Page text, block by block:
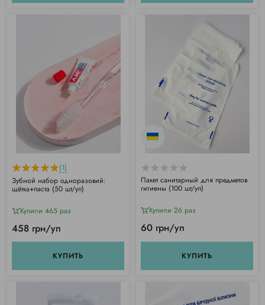
(1)
Зубной набор одноразовий:
щётка+паста (50 шт/уп)
Купили 465 раз
458 грн/уп
КУПИТЬ
Пакет санитарный для предметов
гигиены (100 шт/уп)
Купили 26 раз
60 грн/уп
КУПИТЬ